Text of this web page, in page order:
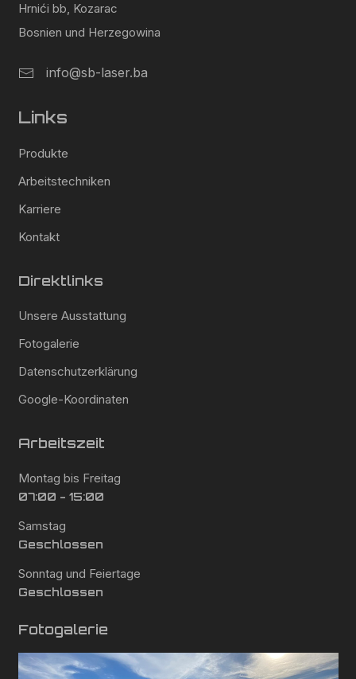
Hrnići bb, Kozarac
Bosnien und Herzegowina
info@sb-laser.ba
Links
Produkte
Arbeitstechniken
Karriere
Kontakt
Direktlinks
Unsere Ausstattung
Fotogalerie
Datenschutzerklärung
Google-Koordinaten
Arbeitszeit
Montag bis Freitag
07:00 - 15:00
Samstag
Geschlossen
Sonntag und Feiertage
Geschlossen
Fotogalerie